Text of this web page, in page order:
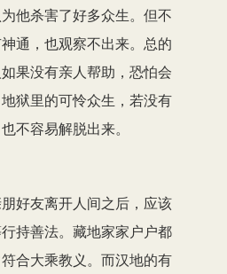
他杀害了好多众生。但不
通，也观察不出来。总的
果没有亲人帮助，恐怕会
狱里的可怜众生，若没有
不容易解脱出来。
好友离开人间之后，应该
持善法。藏地家家户户都
合大乘教义。而汉地的有